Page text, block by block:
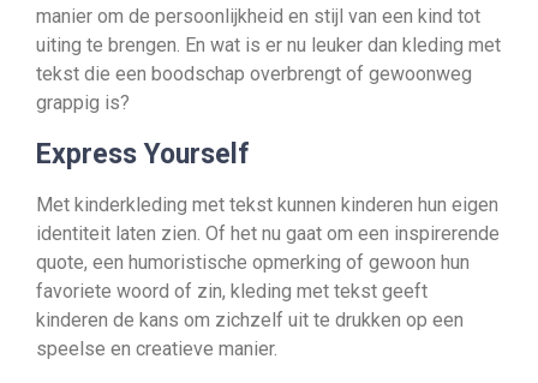
manier om de persoonlijkheid en stijl van een kind tot
uiting te brengen. En wat is er nu leuker dan kleding met
tekst die een boodschap overbrengt of gewoonweg
grappig is?
Express Yourself
Met kinderkleding met tekst kunnen kinderen hun eigen
identiteit laten zien. Of het nu gaat om een inspirerende
quote, een humoristische opmerking of gewoon hun
favoriete woord of zin, kleding met tekst geeft
kinderen de kans om zichzelf uit te drukken op een
speelse en creatieve manier.